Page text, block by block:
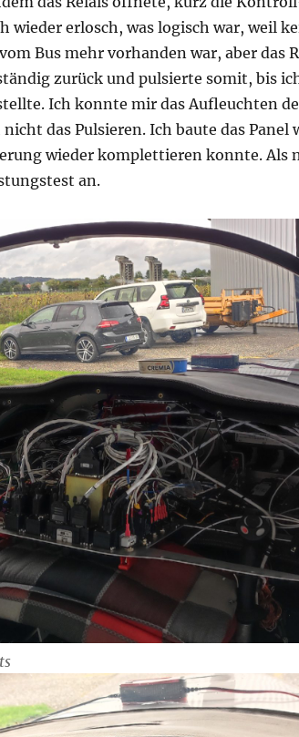
wieder erlosch, was logisch war, weil
Bus mehr vorhanden war, aber das
zurück und pulsierte somit, bis
Ich konnte mir das Aufleuchten
nicht das Pulsieren. Ich baute das
wieder komplettieren konnte. Als
an.